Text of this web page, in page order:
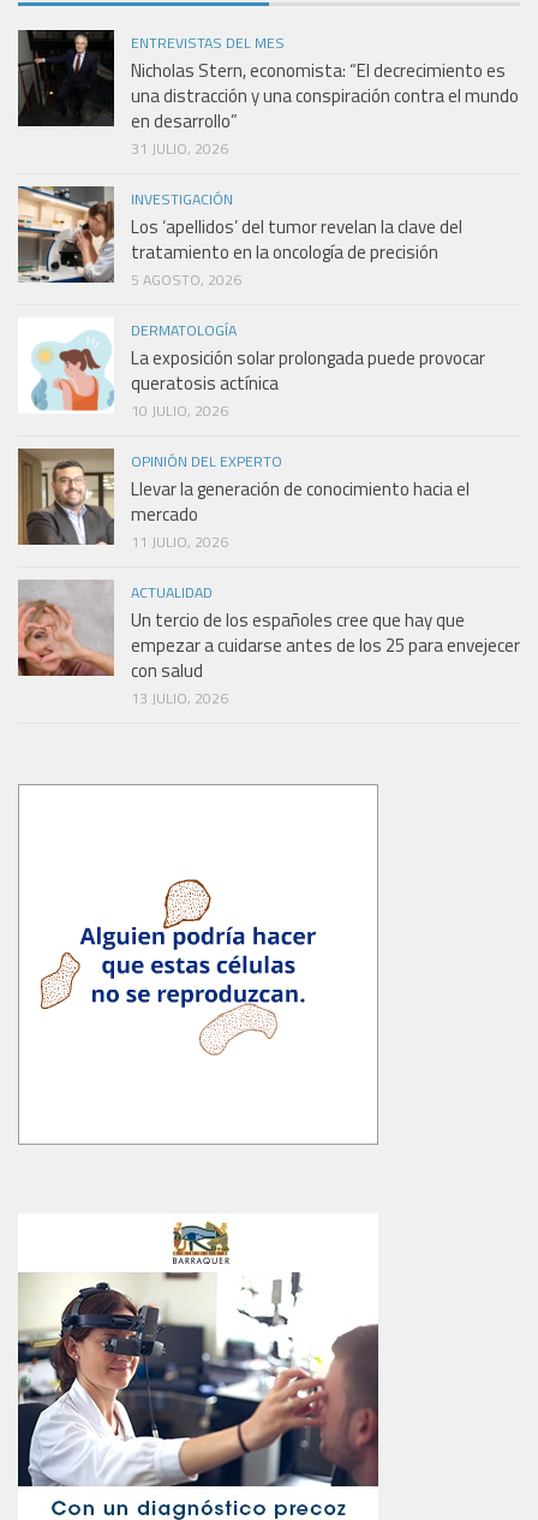
ENTREVISTAS DEL MES
Nicholas Stern, economista: “El decrecimiento es
una distracción y una conspiración contra el mundo
en desarrollo”
31 JULIO, 2026
INVESTIGACIÓN
Los ‘apellidos’ del tumor revelan la clave del
tratamiento en la oncología de precisión
5 AGOSTO, 2026
DERMATOLOGÍA
La exposición solar prolongada puede provocar
queratosis actínica
10 JULIO, 2026
OPINIÓN DEL EXPERTO
Llevar la generación de conocimiento hacia el
mercado
11 JULIO, 2026
ACTUALIDAD
Un tercio de los españoles cree que hay que
empezar a cuidarse antes de los 25 para envejecer
con salud
13 JULIO, 2026